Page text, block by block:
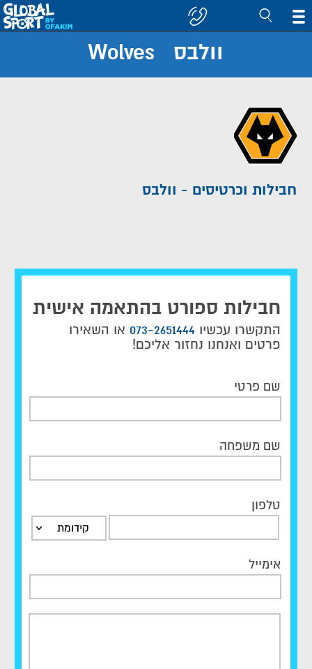
קבוצה/יעד
וולבס Wolves
חבילות וכרטיסים - וולבס
חבילות ספורט בהתאמה אישית
התקשרו עכשיו 073-2651444 או השאירו
פרטים ואנחנו נחזור אליכם!
שם פרטי
שם משפחה
טלפון
קידומת
אימייל